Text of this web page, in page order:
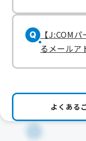
Q
【J:COM
るメールア
よくある